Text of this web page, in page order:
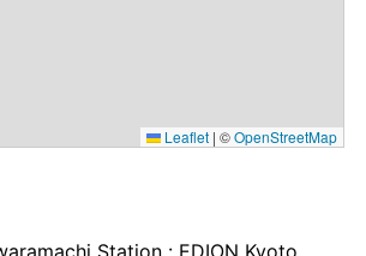
Leaflet | ©OpenStreetMap
Station : EDION Kyoto